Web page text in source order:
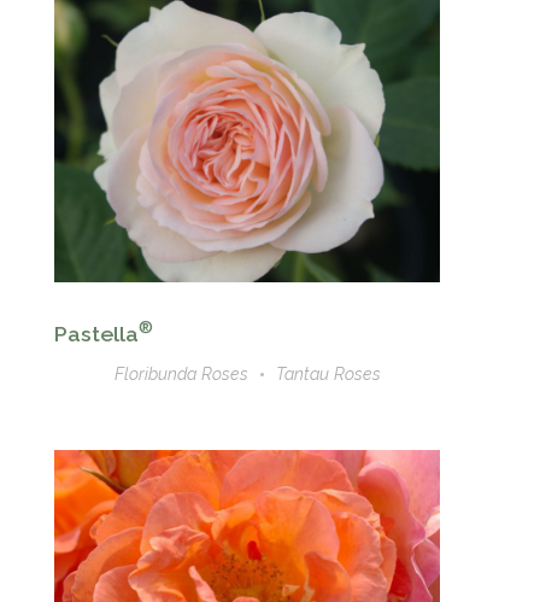
Pastella®
Floribunda Roses Tantau Roses